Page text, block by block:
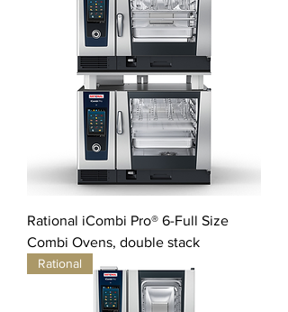
Rational iCombi Pro® 6-Full Size
Combi Ovens, double stack
Rational